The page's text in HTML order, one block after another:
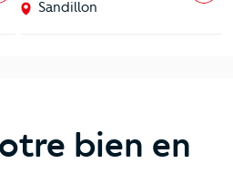
Sandillon
bien en